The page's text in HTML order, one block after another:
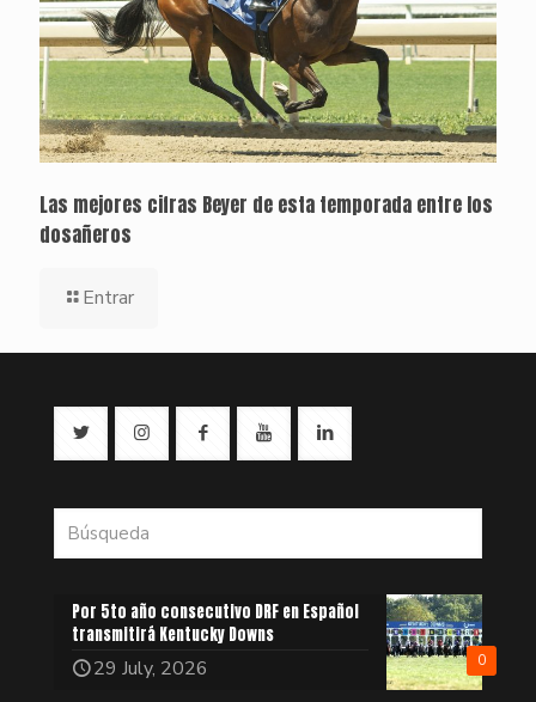
Las mejores cifras Beyer de esta temporada entre los
dosañeros
Entrar
0
Por 5to año consecutivo DRF en Español
transmitirá Kentucky Downs
29 July, 2026